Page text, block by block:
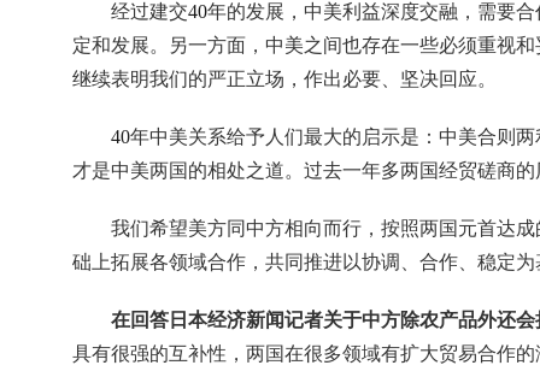
经过建交40年的发展，中美利益深度交融，需要
定和发展。另一方面，中美之间也存在一些必须重视
继续表明我们的严正立场，作出必要、坚决回应。
40年中美关系给予人们最大的启示是：中美合则
才是中美两国的相处之道。过去一年多两国经贸磋商
我们希望美方同中方相向而行，按照两国元首达
础上拓展各领域合作，共同推进以协调、合作、稳定
在回答日本经济新闻记者关于中方除农产品外还
具有很强的互补性，两国在很多领域有扩大贸易合作